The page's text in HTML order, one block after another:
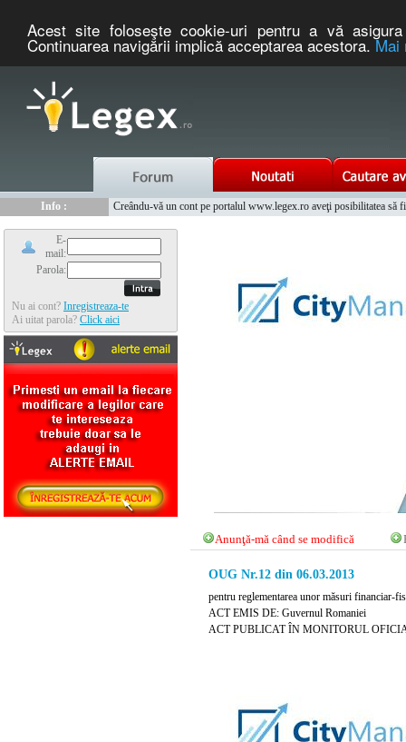
Acest site foloseşte cookie-uri pentru a vă
Continuarea navigării implică acceptarea acestora.Mai
Info :
www.tntauto.ro - Managementul Integrat al Parcului Auto
E-
mail:
Parola:
Nu ai cont? Inregistreaza-te
Ai uitat parola? Click aici
Anunţă-mă când se modifică
OUG Nr.12 din 06.03.2013
pentru reglementarea unor măsuri financiar-
ACT EMIS DE: Guvernul Romaniei
ACT PUBLICAT ÎN MONITORUL